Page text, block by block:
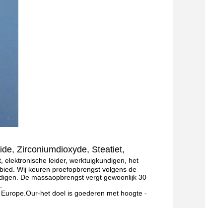
Zirconiumdioxyde, Steatiet,
elektronische leider, werktuigkundigen, het
Wij keuren proefopbrengst volgens de
De massaopbrengst vergt gewoonlijk 30
het doel is goederen met hoogte -